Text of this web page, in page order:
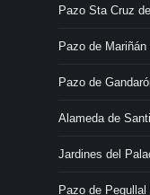
Pazo Sta Cruz
Pazo de Mariñán
Pazo de
Alameda de
Jardines del
Pazo de Pegullal